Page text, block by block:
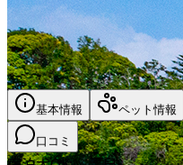
基本情報 ペット情報
口コミ